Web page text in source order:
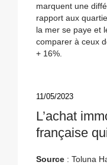
marquent une
rapport aux
la mer se paye et
comparer à ceux
+ 16%.
11/05/2023
L’achat
française
Source : Toluna